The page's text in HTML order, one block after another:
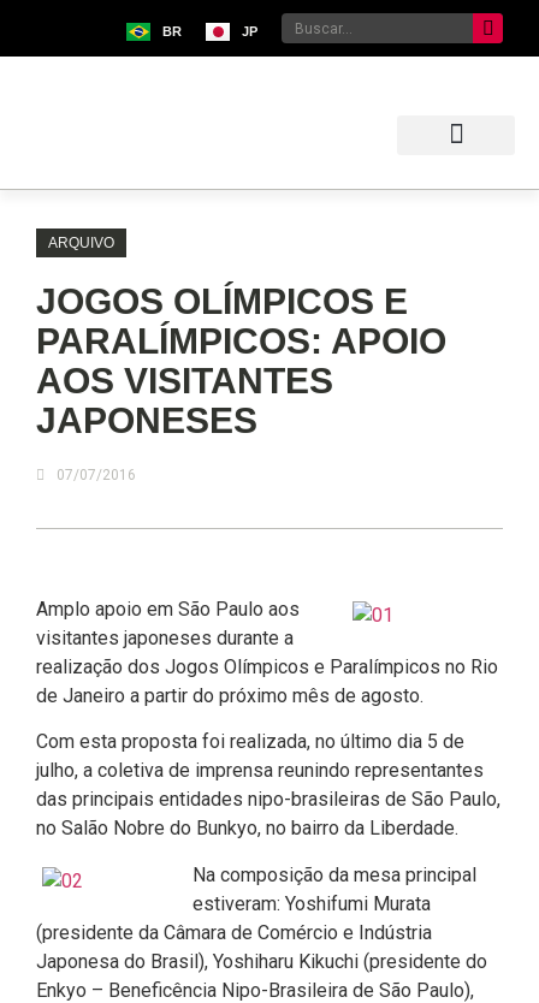
BR JP
ARQUIVO
JOGOS OLÍMPICOS E
PARALÍMPICOS: APOIO
AOS VISITANTES
JAPONESES
07/07/2016
Amplo apoio em São Paulo aos
visitantes japoneses durante a
realização dos Jogos Olímpicos e Paralímpicos no Rio
de Janeiro a partir do próximo mês de agosto.
Com esta proposta foi realizada, no último dia 5 de
julho, a coletiva de imprensa reunindo representantes
das principais entidades nipo-brasileiras de São Paulo,
no Salão Nobre do Bunkyo, no bairro da Liberdade.
Na composição da mesa principal
estiveram: Yoshifumi Murata
(presidente da Câmara de Comércio e Indústria
Japonesa do Brasil), Yoshiharu Kikuchi (presidente do
Enkyo – Beneficência Nipo-Brasileira de São Paulo),